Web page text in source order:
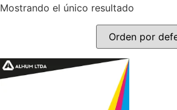
Mostrando el único resultado